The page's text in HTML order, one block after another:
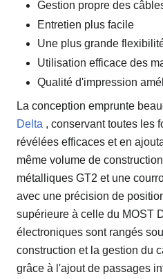
Gestion propre des
Entretien plus facile
Une plus grande
Utilisation efficace des
Qualité d'impression
La conception emprunte
Delta , conservant toutes les
révélées efficaces et en
même volume de
métalliques GT2 et une
avec une précision de
supérieure à celle du MOST
électroniques sont rangés
construction et la gestion du
grâce à l'ajout de passages